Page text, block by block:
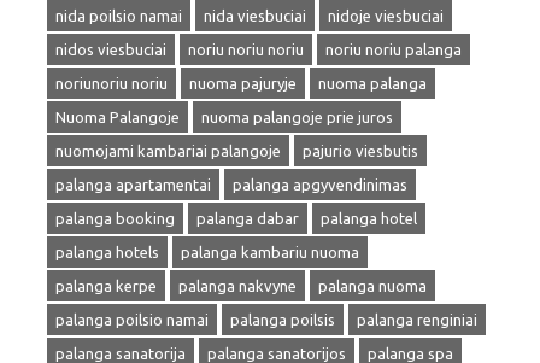
nida poilsio namai
nida viesbuciai
nidoje viesbuciai
nidos viesbuciai
noriu noriu noriu
noriu noriu palanga
noriunoriu noriu
nuoma pajuryje
nuoma palanga
Nuoma Palangoje
nuoma palangoje prie juros
nuomojami kambariai palangoje
pajurio viesbutis
palanga apartamentai
palanga apgyvendinimas
palanga booking
palanga dabar
palanga hotel
palanga hotels
palanga kambariu nuoma
palanga kerpe
palanga nakvyne
palanga nuoma
palanga poilsio namai
palanga poilsis
palanga renginiai
palanga sanatorija
palanga sanatorijos
palanga spa